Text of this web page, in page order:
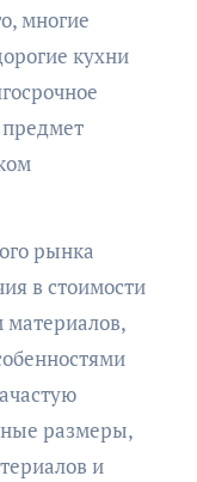
многие
кухни
рынка
в стоимости
материалов,
размеры,
и